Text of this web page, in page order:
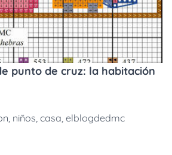
punto de cruz: la habitación
, niños, casa, elblogdedmc